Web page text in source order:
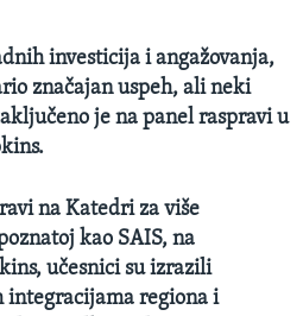
investicija i angažovanja,
značajan uspeh, ali neki
je na panel raspravi u
na Katedri za više
kao SAIS, na
učesnici su izrazili
regiona i